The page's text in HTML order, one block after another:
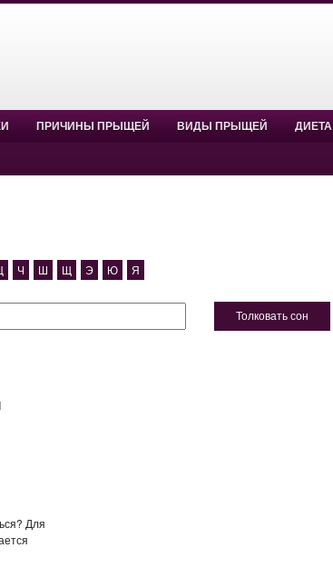
ПРИЧИНЫ ПРЫЩЕЙ ВИДЫ ПРЫЩЕЙ ДИЕТА
Ч Ш Щ Э Ю Я
Толковать сон
Для